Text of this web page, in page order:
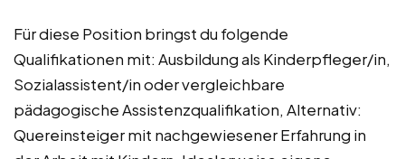
Für diese Position bringst du folgende
Qualifikationen mit: Ausbildung als Kinderpfleger/in,
Sozialassistent/in oder vergleichbare
pädagogische Assistenzqualifikation, Alternativ:
Quereinsteiger mit nachgewiesener Erfahrung in